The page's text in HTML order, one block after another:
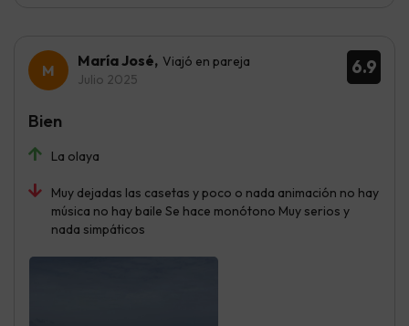
6.9
María José, Viajó en pareja
Julio 2025
La olaya
Muy dejadas las casetas y poco o nada animación no hay
música no hay baile Se hace monótono Muy serios y
nada simpáticos
Bien